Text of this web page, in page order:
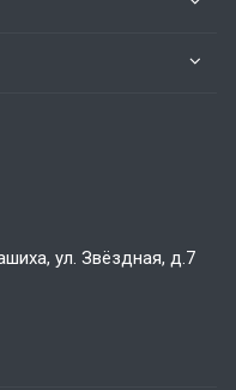
ул. Звёздная, д.7